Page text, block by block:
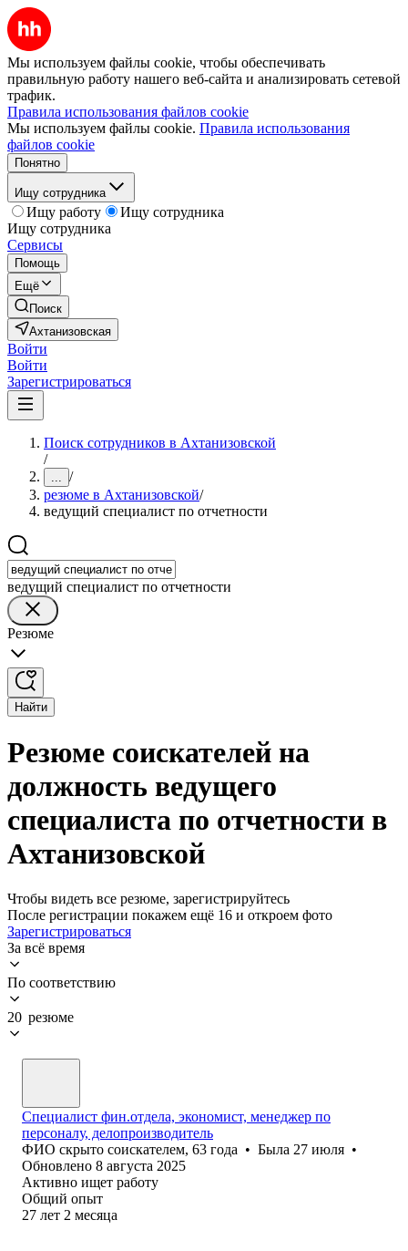
Мы используем файлы cookie, чтобы обеспечивать
правильную работу нашего веб-сайта и анализировать сетевой
трафик.
Правила использования файлов cookie
Мы используем файлы cookie. Правила использования
файлов cookie
Понятно
Ищу сотрудника
Ищу работу
Ищу сотрудника
Ищу сотрудника
Сервисы
Помощь
Ещё
Поиск
Ахтанизовская
Войти
Войти
Зарегистрироваться
Поиск сотрудников в Ахтанизовской
/
... /
резюме в Ахтанизовской/
ведущий специалист по отчетности
ведущий специалист по отчетности
Резюме
Найти
Резюме соискателей на
должность ведущего
специалиста по отчетности в
Ахтанизовской
Чтобы видеть все резюме, зарегистрируйтесь
После регистрации покажем ещё 16 и откроем фото
Зарегистрироваться
За всё время
По соответствию
20 резюме
Специалист фин.отдела, экономист, менеджер по
персоналу, делопроизводитель
ФИО скрыто соискателем, 63 года • Была 27 июля •
Обновлено 8 августа 2025
Активно ищет работу
Общий опыт
27 лет 2 месяца